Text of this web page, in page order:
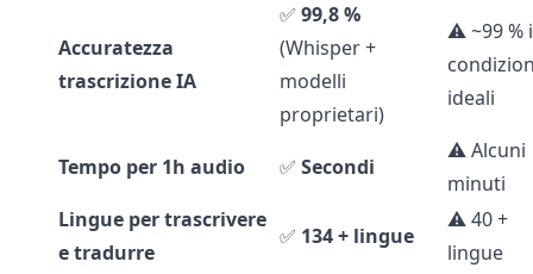
Accuratezza
trascrizione IA
✅ 99,8 %
(Whisper +
modelli
proprietari)
⚠️ ~99 %
ideali
Tempo per 1h audio ✅ Secondi
⚠️ Alcuni
minuti
Lingue per trascrivere
e tradurre
✅ 134 + lingue
⚠️ 40 +
lingue